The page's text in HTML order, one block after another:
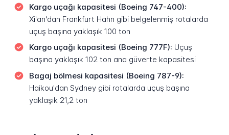
Kargo uçağı kapasitesi (Boeing 747-400):
Xi'an'dan Frankfurt Hahn gibi belgelenmiş rotalarda
uçuş başına yaklaşık 100 ton
Kargo uçağı kapasitesi (Boeing 777F): Uçuş
başına yaklaşık 102 ton ana güverte kapasitesi
Bagaj bölmesi kapasitesi (Boeing 787-9):
Haikou'dan Sydney gibi rotalarda uçuş başına
yaklaşık 21,2 ton